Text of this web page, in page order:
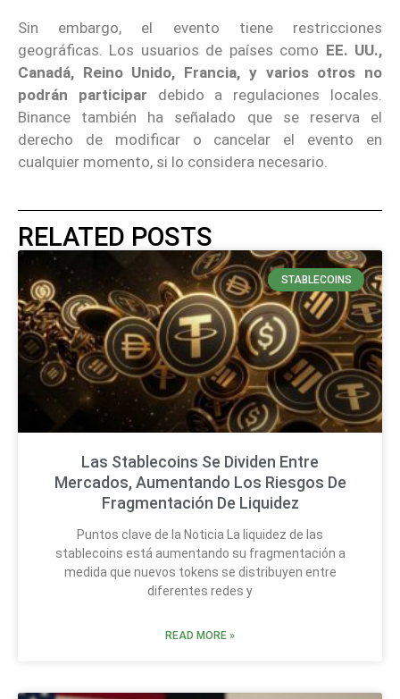
Sin embargo, el evento tiene restricciones
geográficas. Los usuarios de países como EE. UU.,
Canadá, Reino Unido, Francia, y varios otros no
podrán participar debido a regulaciones locales.
Binance también ha señalado que se reserva el
derecho de modificar o cancelar el evento en
cualquier momento, si lo considera necesario.
RELATED POSTS
STABLECOINS
Las Stablecoins Se Dividen Entre
Mercados, Aumentando Los Riesgos De
Fragmentación De Liquidez
Puntos clave de la Noticia La liquidez de las
stablecoins está aumentando su fragmentación a
medida que nuevos tokens se distribuyen entre
diferentes redes y
READ MORE »